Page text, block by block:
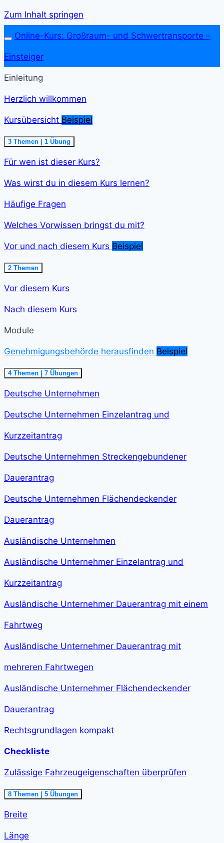
Zum Inhalt springen
Online-Kurs: Großraum- und Schwer­transporte –
Einsteiger
Einleitung
Herzlich willkommen
Kursübersicht Beispiel
Ausklappen
Kursübersicht<span
class="course-
duration">5
</span>
3 Themen 1 Übung
Für wen ist dieser Kurs?
Was wirst du in diesem Kurs lernen?
Häufige Fragen
Welches Vorwissen bringst du mit?
Vor und nach diesem Kurs Beispiel
Ausklappen
Vor
und
diesem
class="course-
step-
min
</span>
2 Themen
Vor diesem Kurs
Nach diesem Kurs
Module
Genehmigungsbehörde herausfinden Beispiel
Einklappen
Genehmigungsbehörde
herausfinden<span
step-
min
</span>
4 Themen 7 Übungen
Deutsche Unternehmen
Deutsche Unternehmen Einzelantrag und
Kurzzeitantrag
Deutsche Unternehmen Streckengebundener
Dauerantrag
Deutsche Unternehmen Flächendeckender
Dauerantrag
Ausländische Unternehmen
Ausländische Unternehmer Einzelantrag und
Kurzzeitantrag
Ausländische Unternehmer Dauerantrag mit einem
Fahrtweg
Ausländische Unternehmer Dauerantrag mit
mehreren Fahrtwegen
Ausländische Unternehmer Flächendeckender
Dauerantrag
Rechtsgrundlagen kompakt
Checkliste
Zulässige Fahrzeugeigenschaften überprüfen
Ausklappen
Zulässige
Fahrzeugeigenschaften
class="course-
duration">1
h
8 Themen 5 Übungen
Breite
Länge